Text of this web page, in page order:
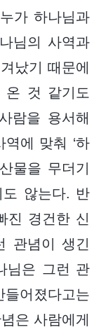
가 하나님과
님의 사역과
났기 때문에
온 것 같기도
람을 용서해
에 맞춰 ‘하
물을 무더기
도 않는다. 반
진 경건한 신
관념이 생긴
님은 그런 관
어졌다고는
은 사람에게